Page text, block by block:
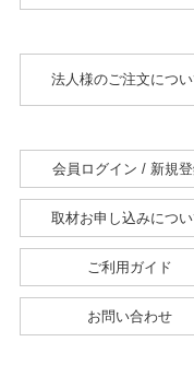
法人様のご注文につ
会員ログイン / 新規
取材お申し込みにつ
ご利用ガイド
お問い合わせ